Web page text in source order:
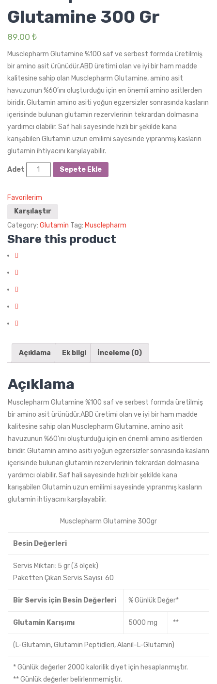
Glutamine 300 Gr
89,00 ₺
Musclepharm Glutamine %100 saf ve serbest formda üretilmiş
bir amino asit ürünüdür.ABD üretimi olan ve iyi bir ham madde
kalitesine sahip olan Musclepharm Glutamine, amino asit
havuzunun %60’ını oluşturduğu için en önemli amino asitlerden
biridir. Glutamin amino asiti yoğun egzersizler sonrasında kasların
içerisinde bulunan glutamin rezervlerinin tekrardan dolmasına
yardımcı olabilir. Saf hali sayesinde hızlı bir şekilde kana
karışabilen Glutamin uzun emilimi sayesinde yıpranmış kasların
glutamin ihtiyacını karşılayabilir.
Adet Sepete Ekle
Favorilerim
Karşılaştır
Category: Glutamin Tag: Musclepharm
Share this product
Açıklama Ek bilgi İnceleme (0)
Açıklama
Musclepharm Glutamine %100 saf ve serbest formda üretilmiş
bir amino asit ürünüdür.ABD üretimi olan ve iyi bir ham madde
kalitesine sahip olan Musclepharm Glutamine, amino asit
havuzunun %60’ını oluşturduğu için en önemli amino asitlerden
biridir. Glutamin amino asiti yoğun egzersizler sonrasında kasların
içerisinde bulunan glutamin rezervlerinin tekrardan dolmasına
yardımcı olabilir. Saf hali sayesinde hızlı bir şekilde kana
karışabilen Glutamin uzun emilimi sayesinde yıpranmış kasların
glutamin ihtiyacını karşılayabilir.
Musclepharm Glutamine 300gr
Besin Değerleri
Servis Miktarı: 5 gr (3 ölçek)
Paketten Çıkan Servis Sayısı: 60
Bir Servis için Besin Değerleri % Günlük Değer*
Glutamin Karışımı 5000 mg **
(L-Glutamin, Glutamin Peptidleri, Alanil-L-Glutamin)
* Günlük değerler 2000 kalorilik diyet için hesaplanmıştır.
** Günlük değerler belirlenmemiştir.